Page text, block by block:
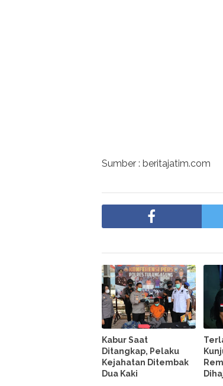
Sumber : beritajatim.com
Kabur Saat
Ditangkap, Pelaku
Kejahatan Ditembak
Dua Kaki